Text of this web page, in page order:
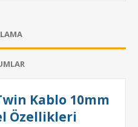
Kablo 10mm
Özellikleri